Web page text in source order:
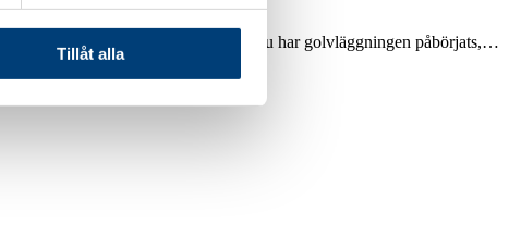
Tillåt alla
och trapphallen renoveras. Just nu har golvläggningen påbörjats,…